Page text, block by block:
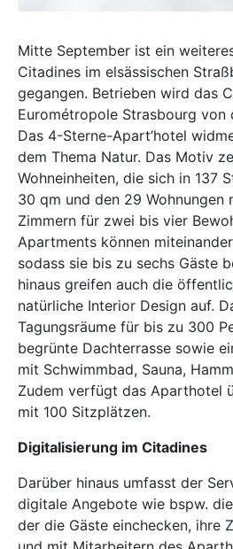
Mitte September ist ein
Citadines im elsässischen
gegangen. Betrieben wird das
Eurométropole Strasbourg von
Das 4-Sterne-Apart’hotel
dem Thema Natur. Das Motiv
Wohneinheiten, die sich in 137
30 qm und den 29 Wohnungen
Zimmern für zwei bis vier
Apartments können
sodass sie bis zu sechs Gäste
hinaus greifen auch die
natürliche Interior Design auf.
Tagungsräume für bis zu 300
begrünte Dachterrasse sowie
mit Schwimmbad, Sauna,
Zudem verfügt das Aparthotel
mit 100 Sitzplätzen.
Digitalisierung im Citadines
Darüber hinaus umfasst der
digitale Angebote wie bspw. die
der die Gäste einchecken, ihre